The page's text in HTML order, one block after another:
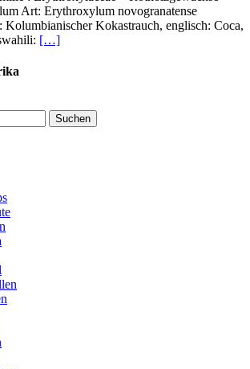
Art: Erythroxylum novogranatense
Kolumbianischer Kokastrauch, englisch: Coca,
[…]